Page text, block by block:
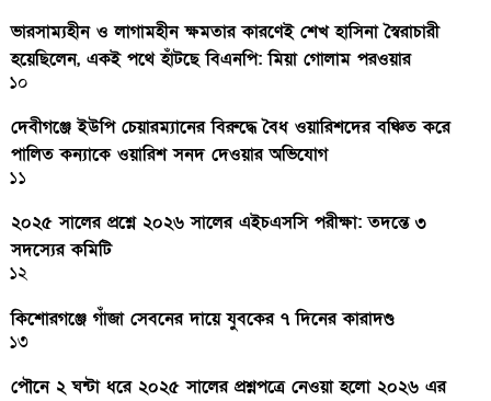
ভারসাম্যহীন ও লাগামহীন ক্ষমতার কারণেই শেখ হাসিনা স্বৈরাচারী
হয়েছিলেন, একই পথে হাঁটছে বিএনপি: মিয়া গোলাম পরওয়ার
১০
দেবীগঞ্জে ইউপি চেয়ারম্যানের বিরুদ্ধে বৈধ ওয়ারিশদের বঞ্চিত করে
পালিত কন্যাকে ওয়ারিশ সনদ দেওয়ার অভিযোগ
১১
২০২৫ সালের প্রশ্নে ২০২৬ সালের এইচএসসি পরীক্ষা: তদন্তে ৩
সদস্যের কমিটি
১২
কিশোরগঞ্জে গাঁজা সেবনের দায়ে যুবকের ৭ দিনের কারাদণ্ড
১৩
পৌনে ২ ঘন্টা ধরে ২০২৫ সালের প্রশ্নপত্রে নেওয়া হলো ২০২৬ এর